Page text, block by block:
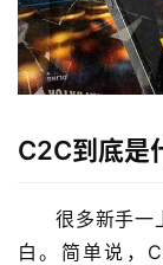
C2C到底是
很多新手一
白。简单说，